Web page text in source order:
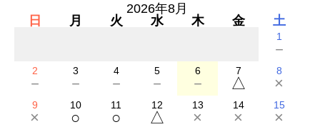
2026年8月
日
月 火 水 木 金 土
1
－
2
－
3
－
4
－
5
－
6
－
7
△
8
×
9
×
10
○
11
○
12
△
13
×
14
×
15
×